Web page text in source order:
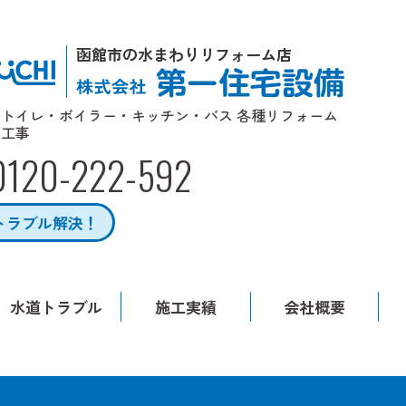
函館市の水まわりリフォーム店
トイレ・ボイラー・キッチン・バス 各種リフォーム
工事
222-592
ブル解決！
水道トラブル 施工実績 会社概要